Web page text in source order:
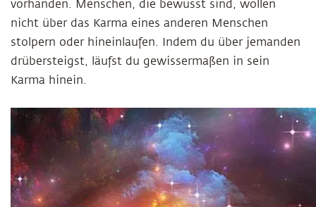
vorhanden. Menschen, die bewusst sind, wollen
nicht über das Karma eines anderen Menschen
stolpern oder hineinlaufen. Indem du über jemanden
drübersteigst, läufst du gewissermaßen in sein
Karma hinein.